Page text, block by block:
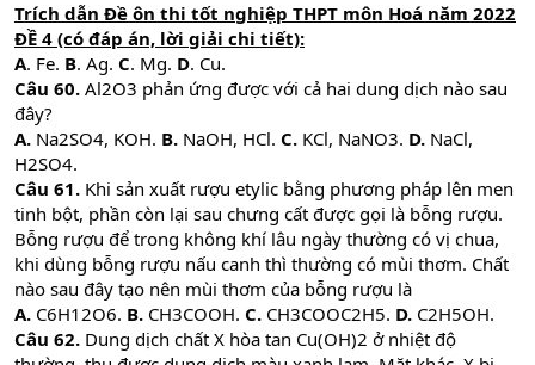
Trích dẫn Đề ôn thi tốt nghiệp THPT môn Hoá năm 2022
ĐỀ 4 (có đáp án, lời giải chi tiết):
A. Fe. B. Ag. C. Mg. D. Cu.
Câu 60. Al2O3 phản ứng được với cả hai dung dịch nào sau
đây?
A. Na2SO4, KOH. B. NaOH, HCl. C. KCl, NaNO3. D. NaCl,
H2SO4.
Câu 61. Khi sản xuất rượu etylic bằng phương pháp lên men
tinh bột, phần còn lại sau chưng cất được gọi là bỗng rượu.
Bỗng rượu để trong không khí lâu ngày thường có vị chua,
khi dùng bỗng rượu nấu canh thì thường có mùi thơm. Chất
nào sau đây tạo nên mùi thơm của bỗng rượu là
A. C6H12O6. B. CH3COOH. C. CH3COOC2H5. D. C2H5OH.
Câu 62. Dung dịch chất X hòa tan Cu(OH)2 ở nhiệt độ